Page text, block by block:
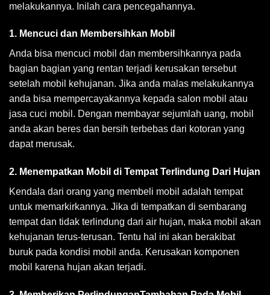
melakukannya. Inilah cara pencegahannya.
1. Mencuci dan Membersihkan Mobil
Anda bisa mencuci mobil dan membersihkannya pada
bagian bagian yang rentan terjadi kerusakan tersebut
setelah mobil kehujanan. Jika anda malas melakukannya
anda bisa mempercayakannya kepada salon mobil atau
jasa cuci mobil. Dengan membayar sejumlah uang, mobil
anda akan beres dan bersih terbebas dari kotoran yang
dapat merusak.
2. Menempatkan Mobil di Tempat Terlindung Dari Hujan
Kendala dari orang yang membeli mobil adalah tempat
untuk memarkirkannya. Jika di tempatkan di sembarang
tempat dan tidak terlindung dari air hujan, maka mobil akan
kehujanan terus-terusan. Tentu hal ini akan berakibat
buruk pada kondisi mobil anda. Kerusakan komponen
mobil karena hujan akan terjadi.